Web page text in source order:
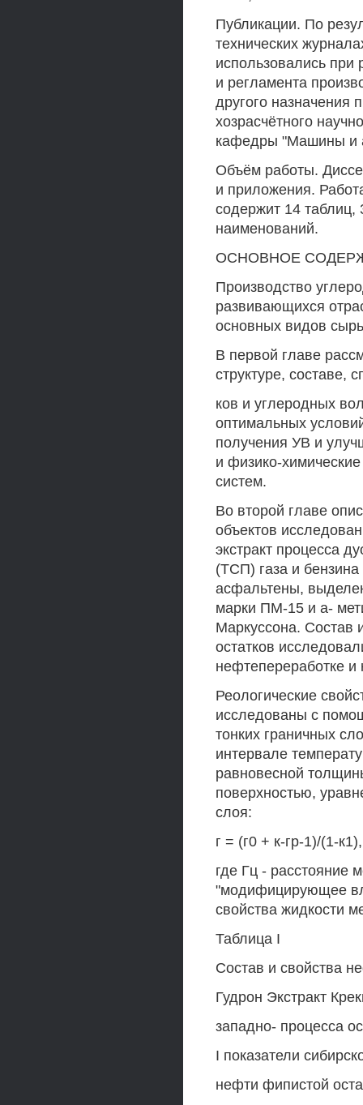
Публикации. По
технических
использовались при
и регламента
другого
хозрасчётного
кафедры "Машины и
Объём работы.
и приложения.
содержит 14 таблиц,
наименований.
ОСНОВНОЕ
Производство
развивающихся
основных видов
В первой главе
структуре, составе,
ков и углеродных
оптимальных
получения УВ и
и физико-
систем.
Во второй главе
объектов
экстракт процесса
(ТСП) газа и бензина
асфальтены,
марки ПМ-15 и а-
Маркуссона. Состав
остатков
нефтепереработке и
Реологические
исследованы с
тонких граничных
интервале
равновесной
поверхностью,
слоя:
г = (г0 + к-гр-1)/(1-
где Гц - расстояние
"модифицирующее
свойства жидкости
Таблица I
Состав и свойства
Гудрон Экстракт
западно- процесса
I показатели
нефти фипистой